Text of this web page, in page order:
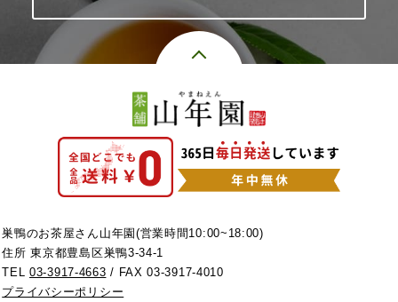
巣鴨のお茶屋さん山年園(営業時間10:00~18:00)
住所 東京都豊島区巣鴨3-34-1
TEL03-3917-4663 / FAX 03-3917-4010
プライバシーポリシー